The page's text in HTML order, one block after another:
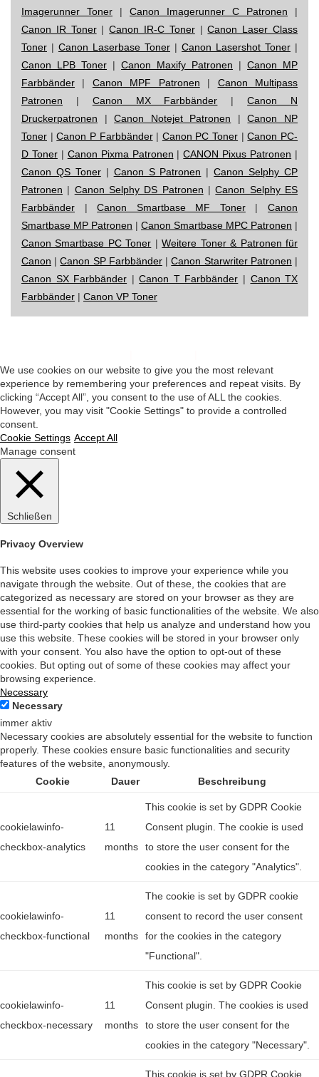
Imagerunner Toner | Canon Imagerunner C Patronen |
Canon IR Toner|Canon IR-C Toner|Canon Laser Class
Toner | Canon Laserbase Toner | Canon Lasershot Toner |
Canon LPB Toner | Canon Maxify Patronen | Canon MP
Farbbänder | Canon MPF Patronen | Canon Multipass
Patronen | Canon MX Farbbänder |Canon N
Druckerpatronen |Canon Notejet Patronen |Canon NP
Toner |Canon P Farbbänder| Canon PC Toner |Canon PC-
D Toner| Canon Pixma Patronen |CANON Pixus Patronen |
Canon QS Toner| Canon S Patronen |Canon Selphy CP
Patronen | Canon Selphy DS Patronen |Canon Selphy ES
Farbbänder |Canon Smartbase MF Toner|Canon
Smartbase MP Patronen | Canon Smartbase MPC Patronen |
Canon Smartbase PC Toner |Weitere Toner & Patronen für
Canon |Canon SP Farbbänder|Canon Starwriter Patronen |
Canon SX Farbbänder |Canon T Farbbänder | Canon TX
Farbbänder | Canon VP Toner
We use cookies on our website to give you the most relevant
experience by remembering your preferences and repeat visits. By
clicking “Accept All”, you consent to the use of ALL the cookies.
However, you may visit "Cookie Settings" to provide a controlled
consent.
Cookie Settings Accept All
Manage consent
Schließen
Privacy Overview
This website uses cookies to improve your experience while you
navigate through the website. Out of these, the cookies that are
categorized as necessary are stored on your browser as they are
essential for the working of basic functionalities of the website. We also
use third-party cookies that help us analyze and understand how you
use this website. These cookies will be stored in your browser only
with your consent. You also have the option to opt-out of these
cookies. But opting out of some of these cookies may affect your
browsing experience.
Necessary
Necessary
immer aktiv
Necessary cookies are absolutely essential for the website to function
properly. These cookies ensure basic functionalities and security
features of the website, anonymously.
Cookie
Dauer Beschreibung
cookielawinfo-
checkbox-analytics
11
months
This cookie is set by GDPR Cookie
Consent plugin. The cookie is used
to store the user consent for the
cookies in the category "Analytics".
cookielawinfo-
checkbox-functional
11
months
The cookie is set by GDPR cookie
consent to record the user consent
for the cookies in the category
"Functional".
cookielawinfo-
checkbox-necessary
11
months
This cookie is set by GDPR Cookie
Consent plugin. The cookies is used
to store the user consent for the
cookies in the category "Necessary".
This cookie is set by GDPR Cookie